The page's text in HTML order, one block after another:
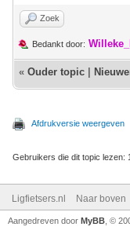
Zoek
Bedankt door:
« Ouder topic
Afdrukversie weergeven
Gebruikers die dit topic lezen:
Ligfietsers.nl Naar boven
Aangedreven door MyBB , ©